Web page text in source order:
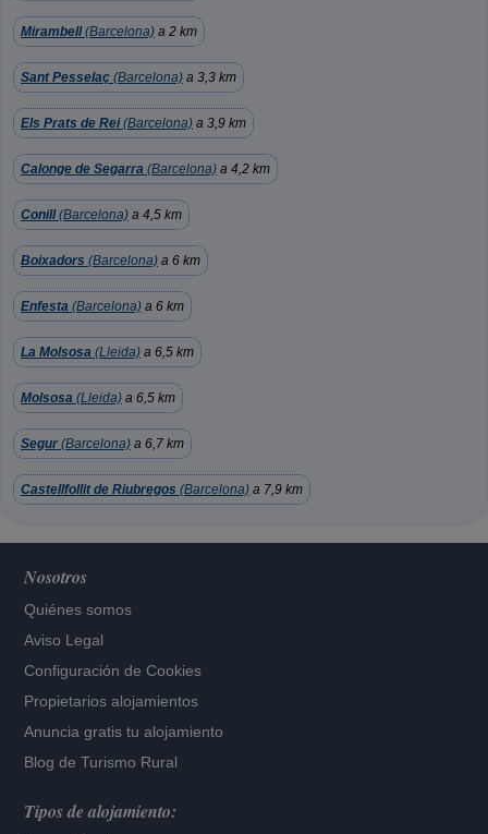
Mirambell(Barcelona) a 2 km
Sant Pesselaç (Barcelona) a 3,3 km
Els Prats de Rei(Barcelona) a 3,9 km
Calonge de Segarra (Barcelona) a 4,2 km
Conill(Barcelona) a 4,5 km
Boixadors (Barcelona) a 6 km
Enfesta (Barcelona) a 6 km
La Molsosa (Lleida) a 6,5 km
Molsosa (Lleida) a 6,5 km
Segur (Barcelona) a 6,7 km
Castellfollit de Riubregos (Barcelona) a 7,9 km
Nosotros
Quiénes somos
Aviso Legal
Configuración de Cookies
Propietarios alojamientos
Anuncia gratis tu alojamiento
Blog de Turismo Rural
Tipos de alojamiento: